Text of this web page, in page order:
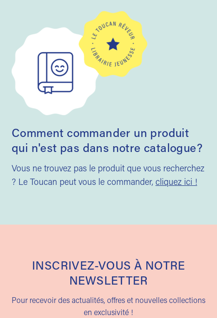
Comment commander un produit
qui n'est pas dans notre catalogue?
Vous ne trouvez pas le produit que vous recherchez
? Le Toucan peut vous le commander, cliquez ici !
INSCRIVEZ-VOUS À NOTRE
NEWSLETTER
Pour recevoir des actualités, offres et nouvelles collections
en exclusivité !